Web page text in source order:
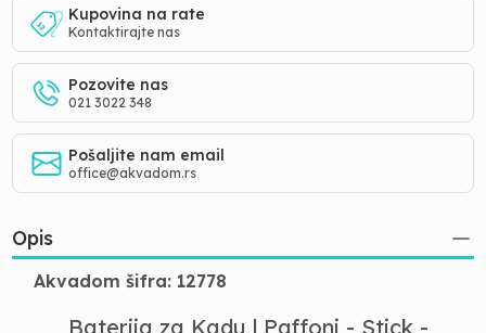
Kupovina na rate
Kontaktirajte nas
Pozovite nas
021 3022 348
Pošaljite nam email
office@akvadom.rs
Opis
Akvadom šifra: 12778
Baterija za Kadu | Paffoni - Stick -